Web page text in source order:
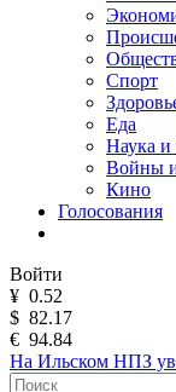
Спорт
Еда
Наука и
Войны
Кино
Голосования
Войти
¥ 0.52
$ 82.17
€ 94.84
На Ильском НПЗ